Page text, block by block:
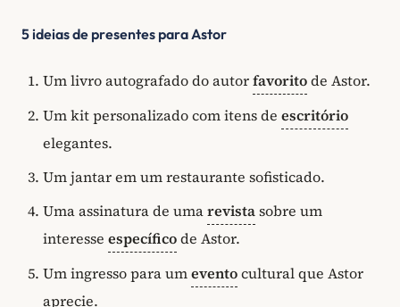
5 ideias de presentes para Astor
Um livro autografado do autorfavoritode Astor.
Um kit personalizado com itens de escritório
elegantes.
Um jantar em um restaurante sofisticado.
Uma assinatura de umarevistasobre um
interesse específicode Astor.
Um ingresso para umeventocultural que Astor
aprecie.